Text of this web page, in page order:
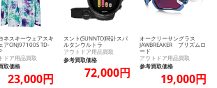
ネスキーウェアスキ
アONJ97100S TD-
ドア用品買取
取価格
23,000円
スント(SUNNTO)時計スパ
ルタンウルトラ
アウトドア用品買取
参考買取価格
72,000円
オークリーサングラス
JAWBREAKER プリズムロ
ード
アウトドア用品買取
参考買取価格
19,000円